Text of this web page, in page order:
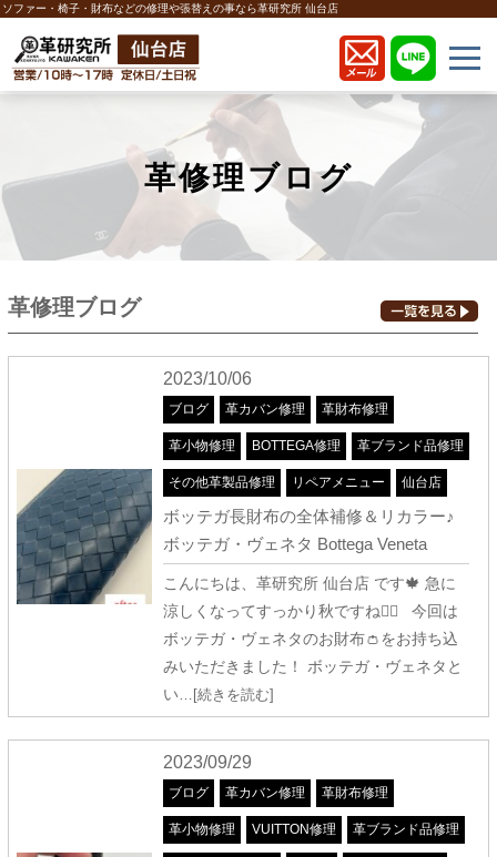
ソファー・椅子・財布などの修理や張替えの事なら革研究所 仙台店
革修理ブログ
革修理ブログ
2023/10/06
ブログ 革カバン修理 革財布修理
革小物修理 BOTTEGA修理 革ブランド品修理
その他革製品修理 リペアメニュー 仙台店
ボッテガ長財布の全体補修＆リカラー♪
ボッテガ・ヴェネタ Bottega Veneta
こんにちは、革研究所 仙台店 です🍁 急に
涼しくなってすっかり秋ですね🧚‍♂️ 今回は
ボッテガ・ヴェネタのお財布👛をお持ち込
みいただきました！ ボッテガ・ヴェネタと
い…[続きを読む]
2023/09/29
ブログ 革カバン修理 革財布修理
革小物修理 VUITTON修理 革ブランド品修理